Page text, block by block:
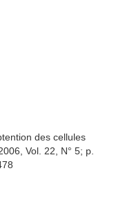
des cellules
Vol. 22, N° 5; p.